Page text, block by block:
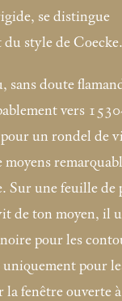
se distingue
style de Coecke.
sans doute
vers
un rondel de
moyens
Sur une feuille de
de ton moyen, il
pour les
pour
la fenêtre ouverte